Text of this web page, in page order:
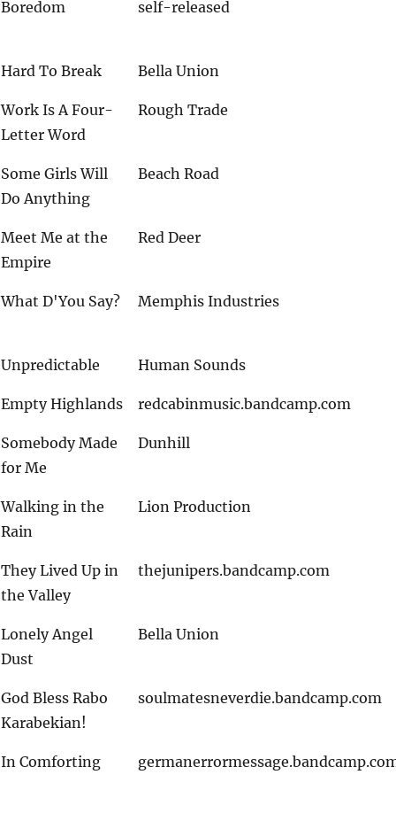
Boredom self-released
Hard To Break Bella Union
Work Is A Four-
Letter Word
Rough Trade
Some Girls Will
Do Anything
Beach Road
Meet Me at the
Empire
Red Deer
What D'You Say? Memphis Industries
Unpredictable Human Sounds
Empty Highlands redcabinmusic.bandcamp.com
Somebody Made
for Me
Dunhill
Walking in the
Rain
Lion Production
They Lived Up in
the Valley
thejunipers.bandcamp.com
Lonely Angel
Dust
Bella Union
God Bless Rabo
Karabekian!
soulmatesneverdie.bandcamp.com
In Comforting